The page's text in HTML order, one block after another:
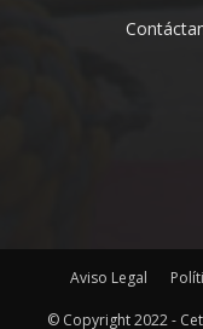
Aviso Legal
© Copyright 2022 -